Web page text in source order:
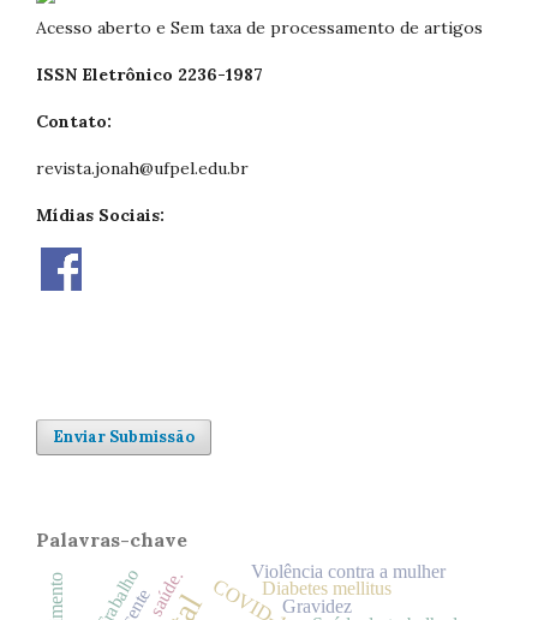
Acesso aberto e Sem taxa de processamento de artigos
ISSN Eletrônico 2236-1987
Contato:
revista.jonah@ufpel.edu.br
Mídias Sociais:
Enviar Submissão
Palavras-chave
Gravidez
Diabetes mellitus
Trabalho Violência contra a mulher
saúde.